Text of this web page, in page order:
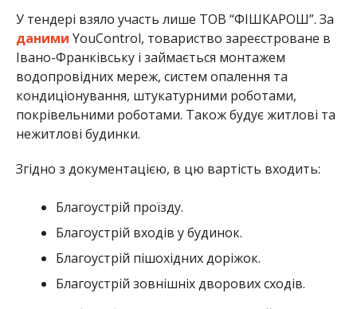
У тендері взяло участь лише ТОВ “ФІШКАРОШ”. За
даними YouControl, товариство зареєстроване в
Івано-Франківську і займається монтажем
водопровідних мереж, систем опалення та
кондиціонування, штукатурними роботами,
покрівельними роботами. Також будує житлові та
нежитлові будинки.
Згідно з документацією, в цю вартість входить:
Благоустрій проїзду.
Благоустрій входів у будинок.
Благоустрій пішохідних доріжок.
Благоустрій зовнішніх дворових сходів.